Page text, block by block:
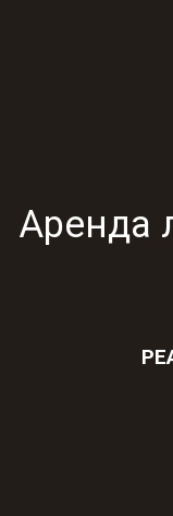
Аренда